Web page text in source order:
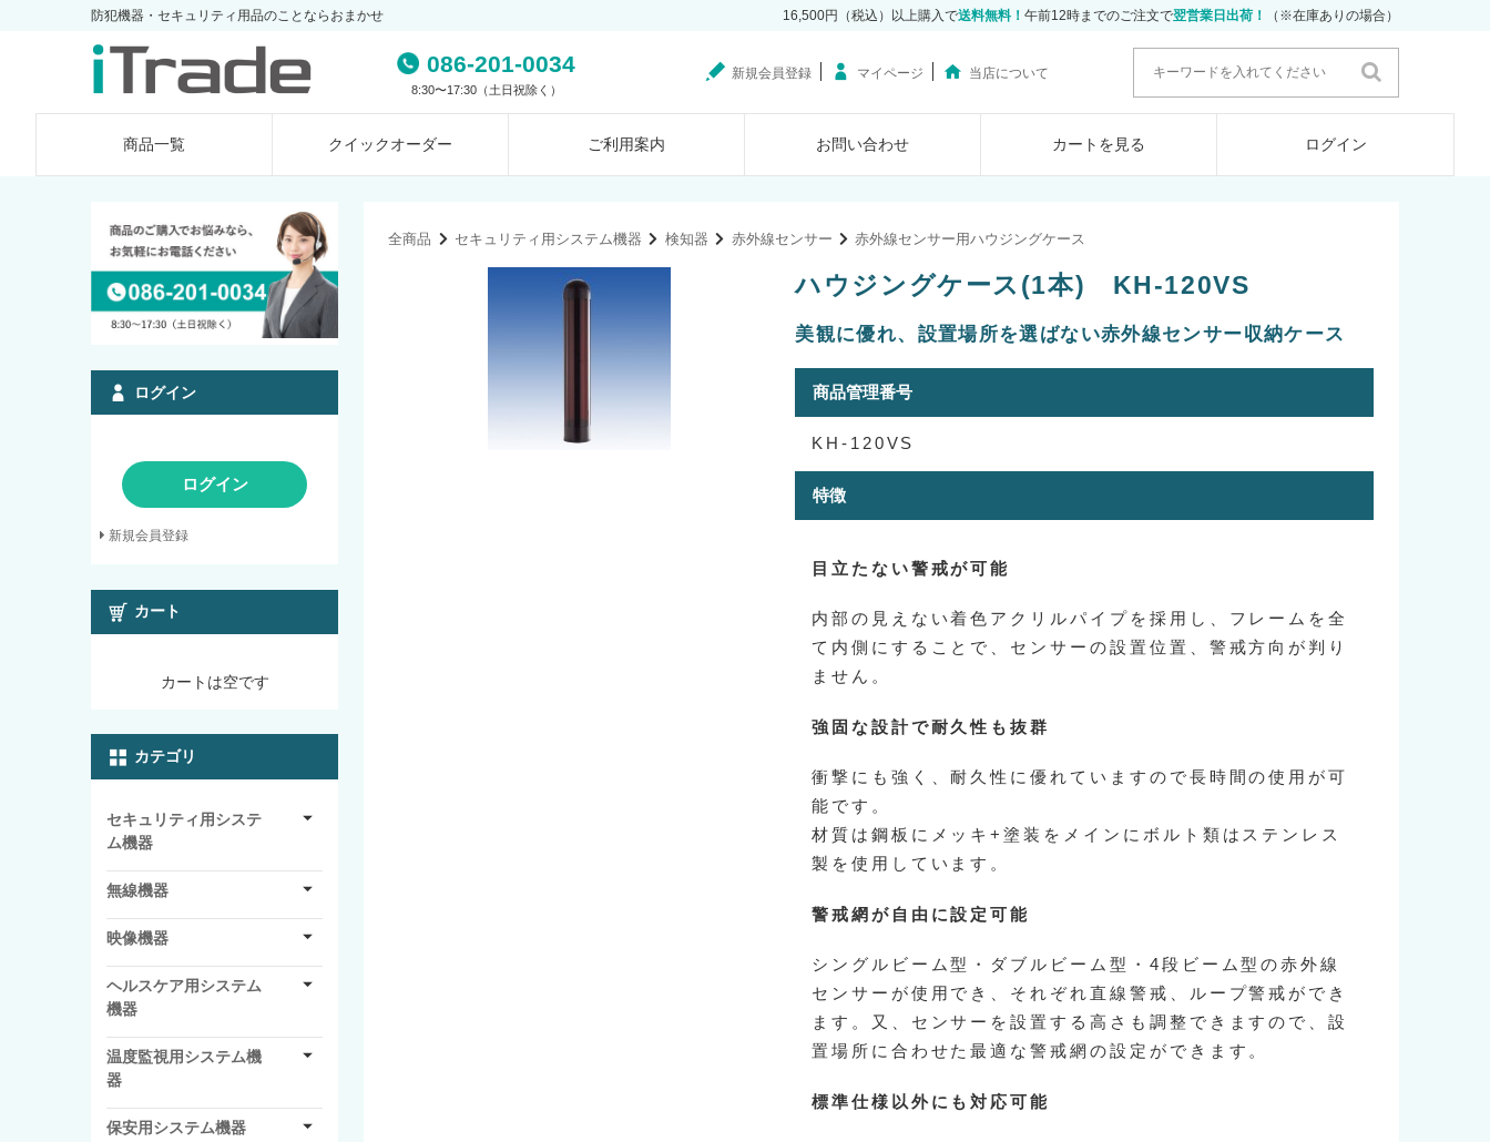
防犯機器・セキュリティ用品のことならおまかせ 16,500円（税込）以上購入で送料無料！ 午前12時までのご注文で翌営業日出荷！ （※在庫ありの場合）
086-201-0034
8:30〜17:30（土日祝除く）
新規会員登録 マイページ 当店について
商品一覧 クイックオーダー ご利用案内 お問い合わせ カートを見る ログイン
全商品 セキュリティ用システム機器 検知器 赤外線センサー 赤外線センサー用ハウジングケース
ハウジングケース(1本) KH-120VS
美観に優れ、設置場所を選ばない赤外線センサー収納ケース
商品管理番号
KH-120VS
特徴
目立たない警戒が可能
内部の見えない着色アクリルパイプを採用し、フレームを全
て内側にすることで、センサーの設置位置、警戒方向が判り
ません。
強固な設計で耐久性も抜群
衝撃にも強く、耐久性に優れていますので長時間の使用が可
能です。
材質は鋼板にメッキ+塗装をメインにボルト類はステンレス
製を使用しています。
警戒網が自由に設定可能
シングルビーム型・ダブルビーム型・4段ビーム型の赤外線
センサーが使用でき、それぞれ直線警戒、ループ警戒ができ
ます。又、センサーを設置する高さも調整できますので、設
置場所に合わせた最適な警戒網の設定ができます。
標準仕様以外にも対応可能
ログイン
ログイン
新規会員登録
カート
カートは空です
カテゴリ
セキュリティ用システ
ム機器
無線機器
映像機器
ヘルスケア用システム
機器
温度監視用システム機
器
保安用システム機器